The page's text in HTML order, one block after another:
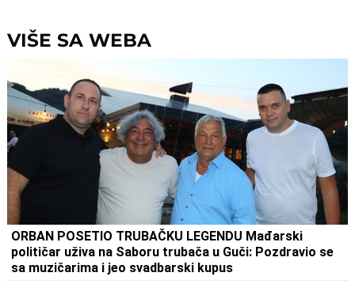
VIŠE SA WEBA
ORBAN POSETIO TRUBAČKU LEGENDU Mađarski
političar uživa na Saboru trubača u Guči: Pozdravio se
sa muzičarima i jeo svadbarski kupus